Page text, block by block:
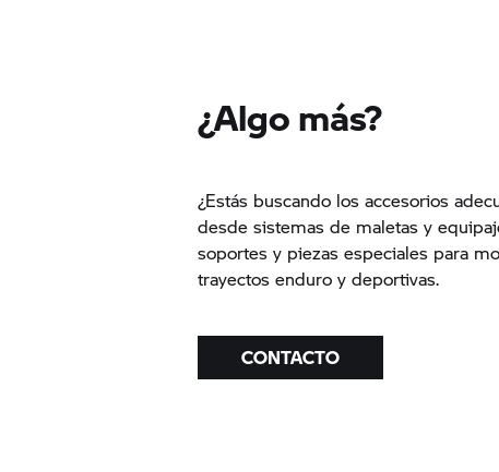
¿Algo más?
¿Estás buscando los accesorios
desde sistemas de maletas y
soportes y piezas especiales para
trayectos enduro y deportivas.
CONTACTO